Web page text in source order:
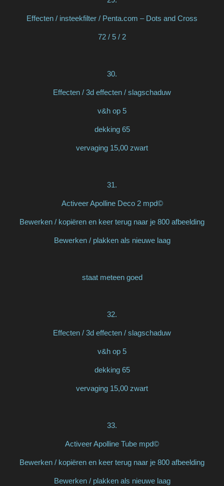
Effecten / insteekfilter / Penta.com – Dots and Cross
72 / 5 / 2
30.
Effecten / 3d effecten / slagschaduw
v&h op 5
dekking 65
vervaging 15,00 zwart
31.
Activeer Apolline Deco 2 mpd©
Bewerken / kopiëren en keer terug naar je 800 afbeelding
Bewerken / plakken als nieuwe laag
staat meteen goed
32.
Effecten / 3d effecten / slagschaduw
v&h op 5
dekking 65
vervaging 15,00 zwart
33.
Activeer Apolline Tube mpd©
Bewerken / kopiëren en keer terug naar je 800 afbeelding
Bewerken / plakken als nieuwe laag